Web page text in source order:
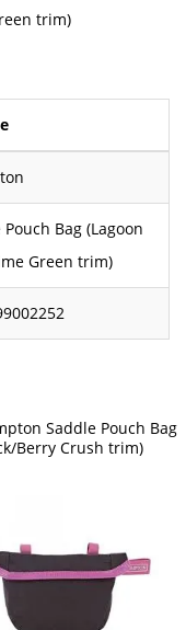
trim)
Bag (Lagoon
Green trim)
Saddle Pouch Bag
Berry Crush trim)